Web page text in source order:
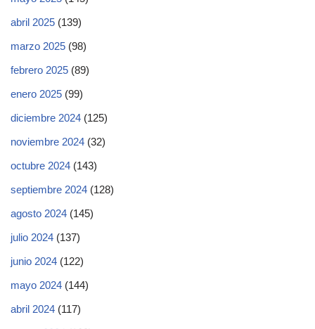
abril 2025 (139)
marzo 2025 (98)
febrero 2025 (89)
enero 2025 (99)
diciembre 2024 (125)
noviembre 2024 (32)
octubre 2024 (143)
septiembre 2024 (128)
agosto 2024 (145)
julio 2024 (137)
junio 2024 (122)
mayo 2024 (144)
abril 2024 (117)